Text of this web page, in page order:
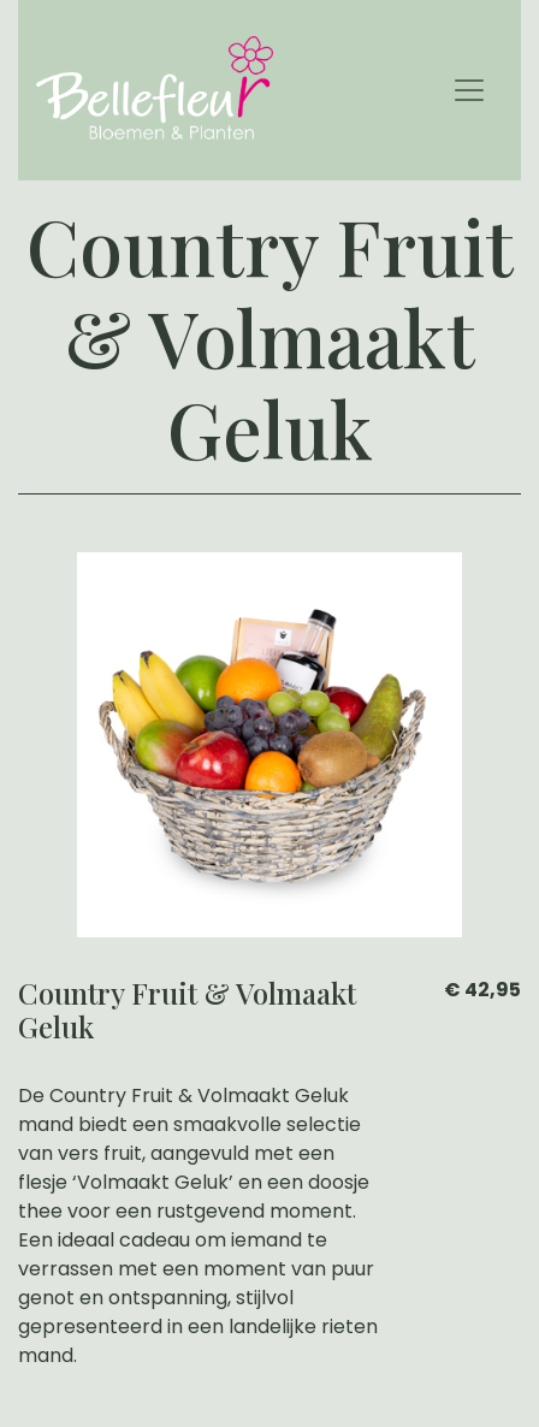
Country Fruit
& Volmaakt
Geluk
Country Fruit & Volmaakt
Geluk
De Country Fruit & Volmaakt Geluk
mand biedt een smaakvolle selectie
van vers fruit, aangevuld met een
flesje ‘Volmaakt Geluk’ en een doosje
thee voor een rustgevend moment.
Een ideaal cadeau om iemand te
verrassen met een moment van puur
genot en ontspanning, stijlvol
gepresenteerd in een landelijke rieten
mand.
€ 42,95